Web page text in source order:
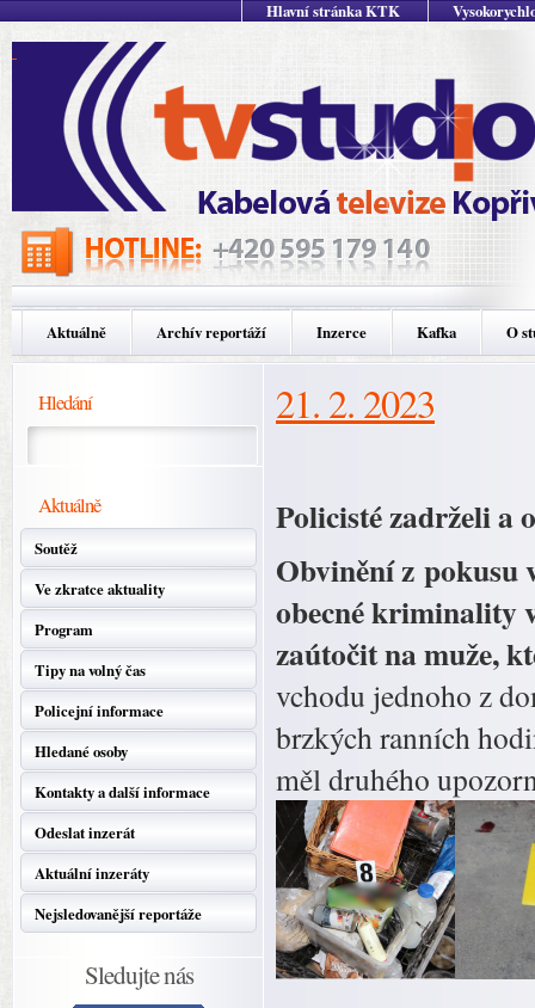
Hlavní stránka KTK
Aktuálně Archív reportáží Inzerce Kafka O
Hledání
Aktuálně
Soutěž
Ve zkratce aktuality
Program
Tipy na volný čas
Policejní informace
Hledané osoby
Kontakty a další informace
Odeslat inzerát
Aktuální inzeráty
Nejsledovanější reportáže
Sledujte nás
21. 2. 2023
Policisté zadrželi a
Obvinění z pokusu
obecné kriminality
zaútočit na muže,
vchodu jednoho z
brzkých ranních
měl druhého